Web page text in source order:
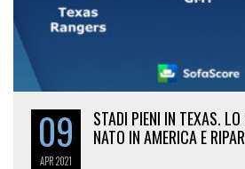
09
APR2021
STADI PIENI IN TEXAS.
NATO IN AMERICA E